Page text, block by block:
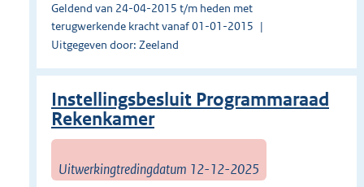
Geldend van 24-04-2015 t/m heden met
terugwerkende kracht vanaf 01-01-2015
Uitgegeven door: Zeeland
Instellingsbesluit Programmaraad
Rekenkamer
Uitwerkingtredingdatum 12-12-2025